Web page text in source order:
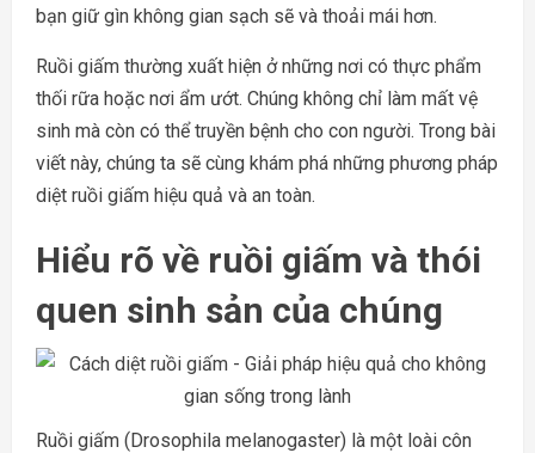
bạn giữ gìn không gian sạch sẽ và thoải mái hơn.
Ruồi giấm thường xuất hiện ở những nơi có thực phẩm
thối rữa hoặc nơi ẩm ướt. Chúng không chỉ làm mất vệ
sinh mà còn có thể truyền bệnh cho con người. Trong bài
viết này, chúng ta sẽ cùng khám phá những phương pháp
diệt ruồi giấm hiệu quả và an toàn.
Hiểu rõ về ruồi giấm và thói
quen sinh sản của chúng
Ruồi giấm (Drosophila melanogaster) là một loài côn